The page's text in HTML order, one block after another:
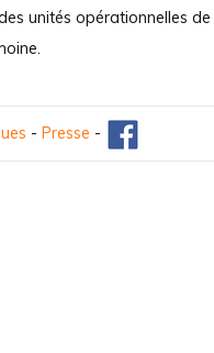
unités opérationnelles de
.
- Presse -